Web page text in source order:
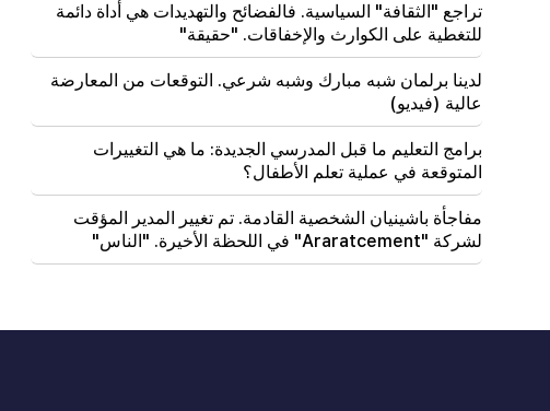
تراجع "الثقافة" السياسية. فالفضائح والتهديدات هي أداة دائمة
للتغطية على الكوارث والإخفاقات. "حقيقة"
لدينا برلمان شبه مبارك وشبه شرعي. التوقعات من المعارضة
عالية (فيديو)
برامج التعليم ما قبل المدرسي الجديدة: ما هي التغييرات
المتوقعة في عملية تعلم الأطفال؟
مفاجأة باشينيان الشخصية القادمة. تم تغيير المدير المؤقت
لشركة "Araratcement" في اللحظة الأخيرة. "الناس"